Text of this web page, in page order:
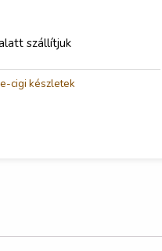
szállítjuk
cigi készletek